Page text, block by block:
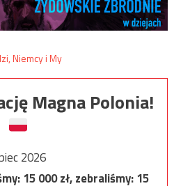
Magna Polonia!
2026
15 000zł, zebraliśmy:15